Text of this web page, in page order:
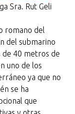
Sra. Rut Geli
romano del
del submarino
de 40 metros de
uno de los
ya que no
se ha
que